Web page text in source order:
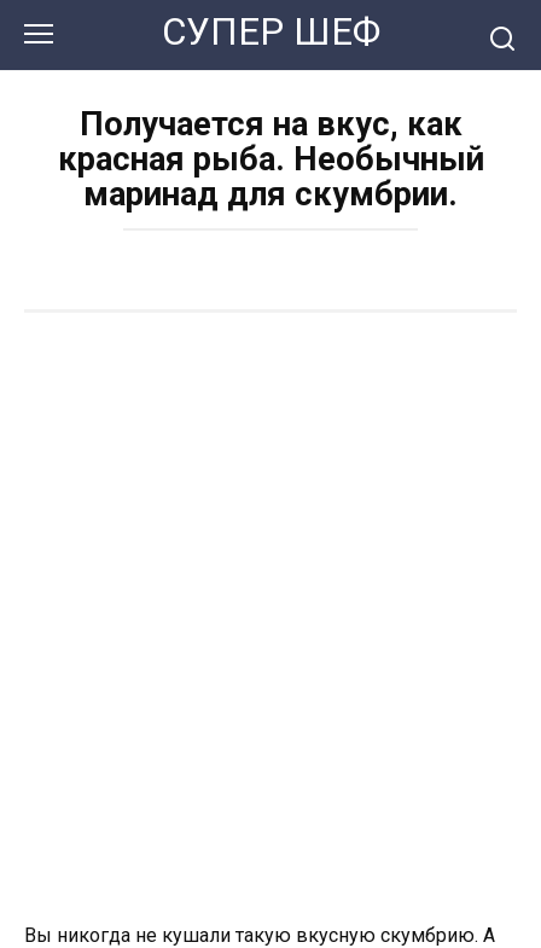
контенту
СУПЕР ШЕФ
Получается на вкус, как
красная рыба. Необычный
маринад для скумбрии.
Вы никогда не кушали такую вкусную скумбрию. А